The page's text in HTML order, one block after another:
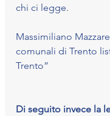
chi ci legge.
Massimiliano
comunali di Trento
Trento”
Di seguito invece la